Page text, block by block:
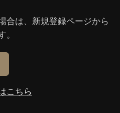
合は、新規登録ページから
。
こちら